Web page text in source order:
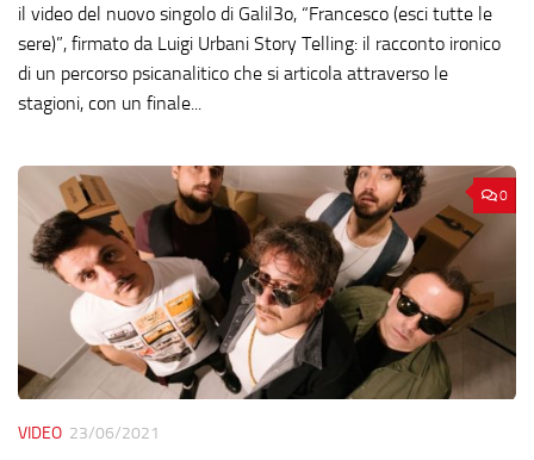
il video del nuovo singolo di Galil3o, “Francesco (esci tutte le
sere)”, firmato da Luigi Urbani Story Telling: il racconto ironico
di un percorso psicanalitico che si articola attraverso le
stagioni, con un finale...
0
VIDEO 23/06/2021